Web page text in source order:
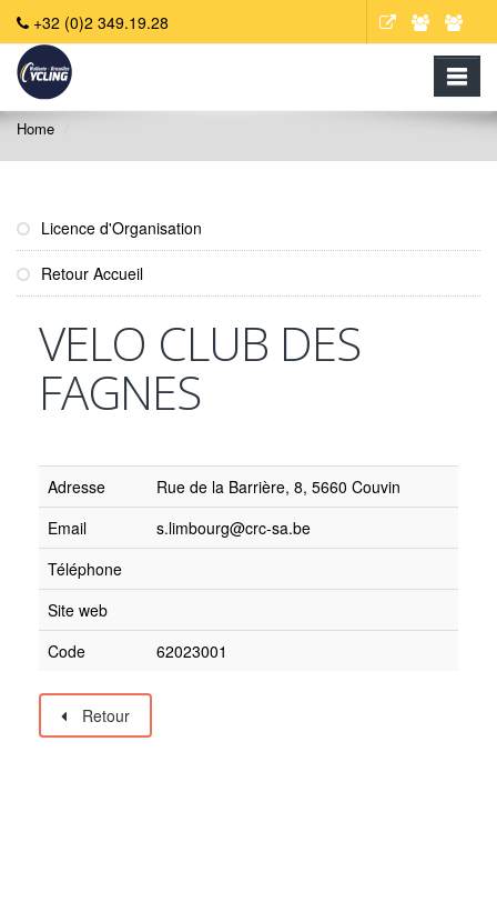
+32 (0)2 349.19.28
Home
Licence d'Organisation
Retour Accueil
VELO CLUB DES
FAGNES
Adresse
Rue de la Barrière, 8, 5660 Couvin
Email
s.limbourg@crc-sa.be
Téléphone
Site web
Code
62023001
Retour